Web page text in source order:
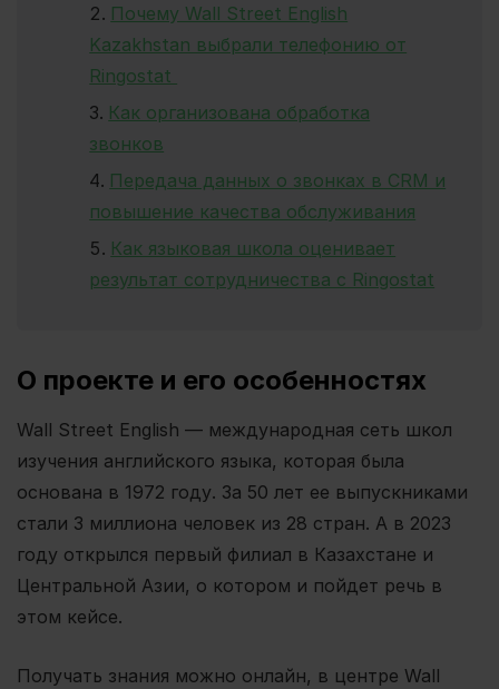
Почему Wall Street English
Kazakhstan выбрали телефонию от
Ringostat
Как организована обработка
звонков
Передача данных о звонках в CRM и
повышение качества обслуживания
Как языковая школа оценивает
результат сотрудничества c Ringostat
О проекте и его особенностях
Wall Street English — международная сеть школ
изучения английского языка, которая была
основана в 1972 году. За 50 лет ее выпускниками
стали 3 миллиона человек из 28 стран. А в 2023
году открылся первый филиал в Казахстане и
Центральной Азии, о котором и пойдет речь в
этом кейсе.
Получать знания можно онлайн, в центре Wall